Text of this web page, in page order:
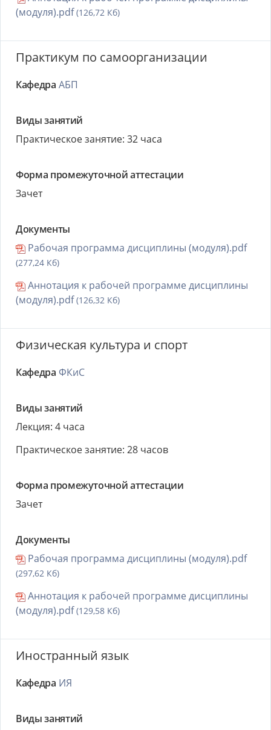
(модуля).pdf(126,72 Кб)
Практикум по самоорганизации
Кафедра АБП
Виды занятий
Практическое занятие: 32 часа
Форма промежуточной аттестации
Зачет
Документы
Рабочая программа дисциплины (модуля).pdf
(277,24 Кб)
Аннотация к рабочей программе дисциплины
(модуля).pdf(126,32 Кб)
Физическая культура и спорт
Кафедра ФКиС
Виды занятий
Лекция: 4 часа
Практическое занятие: 28 часов
Форма промежуточной аттестации
Зачет
Документы
Рабочая программа дисциплины (модуля).pdf
(297,62 Кб)
Аннотация к рабочей программе дисциплины
(модуля).pdf(129,58 Кб)
Иностранный язык
Кафедра ИЯ
Виды занятий